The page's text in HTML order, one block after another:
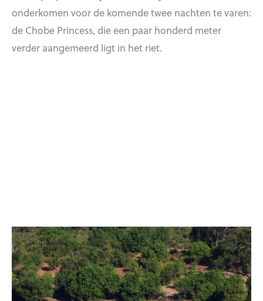
onderkomen voor de komende twee nachten te varen:
de Chobe Princess, die een paar honderd meter
verder aangemeerd ligt in het riet.